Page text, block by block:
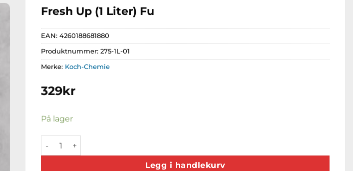
Fresh Up (1 Liter) Fu
EAN:4260188681880
Produktnummer:275-1L-01
Merke: Koch-Chemie
329kr
På lager
Fresh Up (1 Liter) Fu antall
Legg i handlekurv